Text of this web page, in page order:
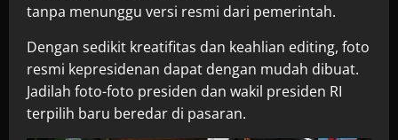
tanpa menunggu versi resmi dari pemerintah.
Dengan sedikit kreatifitas dan keahlian editing, foto
resmi kepresidenan dapat dengan mudah dibuat.
Jadilah foto-foto presiden dan wakil presiden RI
terpilih baru beredar di pasaran.